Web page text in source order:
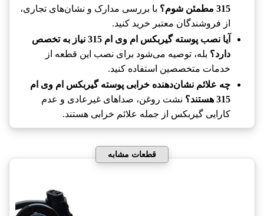
315 مطمئن شوم؟
با بررسی مدارک و نشان‌های تجاری،
از فروشندگان معتبر خرید کنید.
آیا نصب پوسته گيربکس ام وی ام 315 نیاز به تخصص
دارد؟ بله، توصیه می‌شود برای نصب این قطعه از
خدمات متخصصین استفاده کنید.
چه علائم نشان‌دهنده خرابی پوسته گيربکس ام وی ام
315 هستند؟
نشت روغن، صداهای غیرعادی و عدم
کارایی گيربکس از جمله علائم خرابی هستند.
قطعات مشابه